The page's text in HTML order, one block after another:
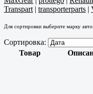
Transpart | transporterparts |
Для сортировки выберите марку
Сортировка:
Товар